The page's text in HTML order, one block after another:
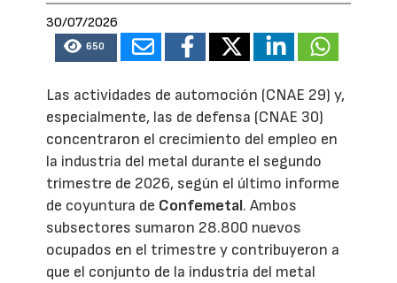
30/07/2026
650
Las actividades de automoción (CNAE 29) y,
especialmente, las de defensa (CNAE 30)
concentraron el crecimiento del empleo en
la industria del metal durante el segundo
trimestre de 2026, según el último informe
de coyuntura de Confemetal. Ambos
subsectores sumaron 28.800 nuevos
ocupados en el trimestre y contribuyeron a
que el conjunto de la industria del metal